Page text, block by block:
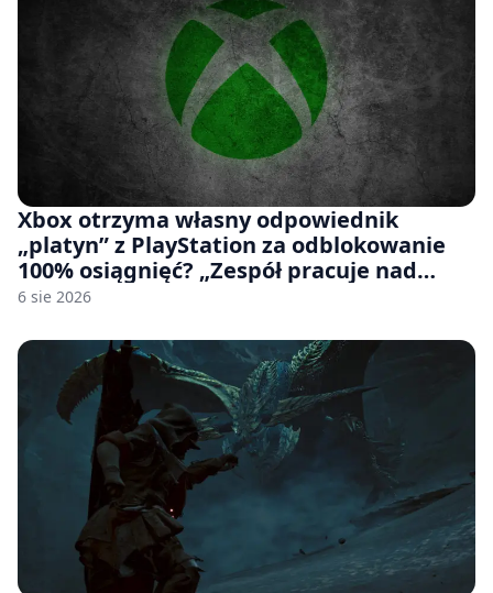
Xbox otrzyma własny odpowiednik
„platyn” z PlayStation za odblokowanie
100% osiągnięć? „Zespół pracuje nad
czymś, co ma się pojawić jeszcze w tym
6 sie 2026